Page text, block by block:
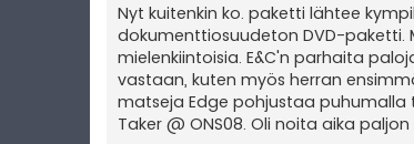
Nyt kuitenkin ko. paketti lähtee
dokumenttiosuudeton DVD-paketti.
mielenkiintoisia. E&C'n parhaita
vastaan, kuten myös herran
matseja Edge pohjustaa puhumalla
Taker @ ONS08. Oli noita aika